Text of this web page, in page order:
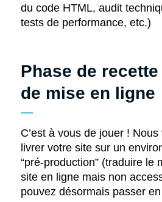
du code HTML, audit
tests de performance, etc.)
Phase de
de mise en ligne
C’est à vous de jouer !
livrer votre site sur un
“pré-production” (traduire le
site en ligne mais non
pouvez désormais passer